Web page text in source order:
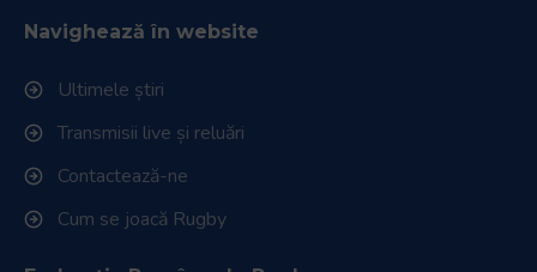
Navighează în website
Ultimele știri
Transmisii live și reluări
Contactează-ne
Cum se joacă Rugby